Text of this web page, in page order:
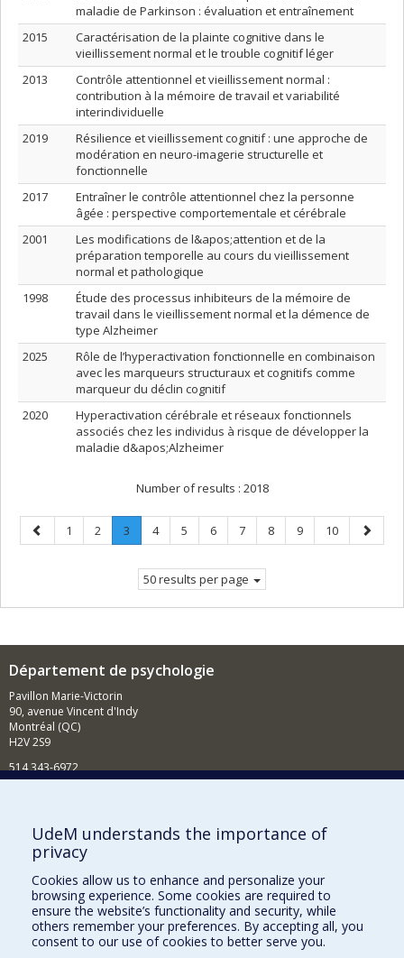
maladie de Parkinson : évaluation et entraînement
2015
Caractérisation de la plainte cognitive dans le
vieillissement normal et le trouble cognitif léger
2013
Contrôle attentionnel et vieillissement normal :
contribution à la mémoire de travail et variabilité
interindividuelle
2019
Résilience et vieillissement cognitif : une approche de
modération en neuro-imagerie structurelle et
fonctionnelle
2017
Entraîner le contrôle attentionnel chez la personne
âgée : perspective comportementale et cérébrale
2001
Les modifications de l&apos;attention et de la
préparation temporelle au cours du vieillissement
normal et pathologique
1998
Étude des processus inhibiteurs de la mémoire de
travail dans le vieillissement normal et la démence de
type Alzheimer
2025
Rôle de l’hyperactivation fonctionnelle en combinaison
avec les marqueurs structuraux et cognitifs comme
marqueur du déclin cognitif
2020
Hyperactivation cérébrale et réseaux fonctionnels
associés chez les individus à risque de développer la
maladie d&apos;Alzheimer
Number of results : 2018
Previous
page
Page
1 Page
2 Page
3
Current
Page
4 Page
5 Page
6 Page
7 Page
8 Page
9 Page
10
Next
page
50 results per page
Département de psychologie
Pavillon Marie-Victorin
90, avenue Vincent d'Indy
Montréal (QC)
H2V 2S9
514 343-6972
Comment soutenir le Département?
BESOIN D'AIDE?
Plan du site
Signaler une erreur
Accessibilité
UdeM understands the importance of
privacy
Cookies allow us to enhance and personalize your
browsing experience. Some cookies are required to
ensure the website’s functionality and security, while
others remember your preferences. By accepting all, you
consent to our use of cookies to better serve you.